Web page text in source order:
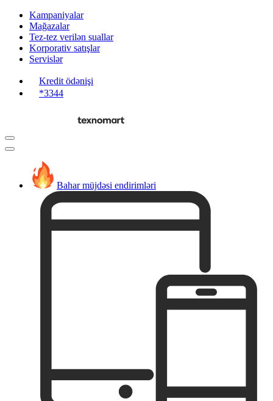
Kampaniyalar
Mağazalar
Tez-tez verilən suallar
Korporativ satışlar
Servislər
Kredit ödənişi
*3344
Bahar müjdəsi endirimləri